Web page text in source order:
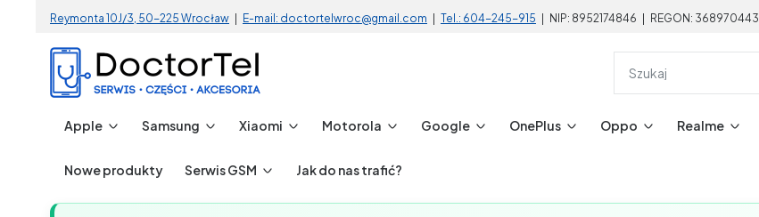
Reymonta 10J/3, 50-225 Wrocław E-mail: doctortelwroc@gmail.com Tel.: 604-245-915 | NIP: 8952174846 | REGON: 368970443
Apple Samsung Xiaomi Motorola Google OnePlus Oppo Realme
Nowe produkty Serwis GSM Jak do nas trafić?